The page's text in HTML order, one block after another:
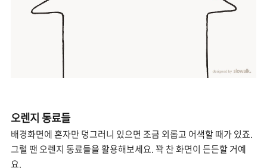
오렌지 동료들
배경화면에 혼자만 덩그러니 있으면 조금 외롭고 어색할 때가 있죠.
그럴 땐 오렌지 동료들을 활용해보세요. 꽉 찬 화면이 든든할 거예
요.